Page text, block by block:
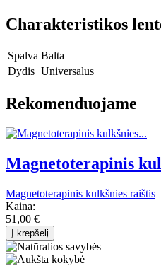
Charakteristikos
Spalva Balta
Dydis Universalus
Rekomenduojame
Magnetoterapinis
Magnetoterapinis kulkšnies raištis
Kaina:
51,00 €
Į krepšelį